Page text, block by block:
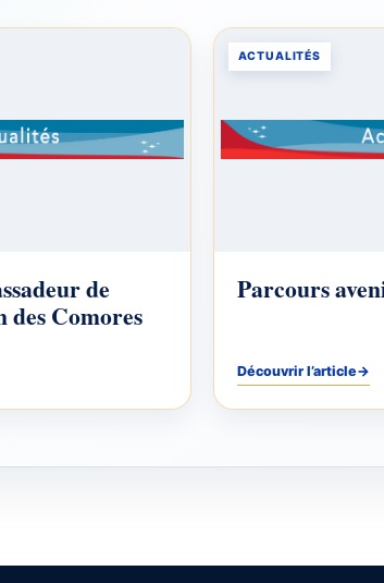
de
des Comores
ACTUALITÉS
Parcours
Découvrir l’article→